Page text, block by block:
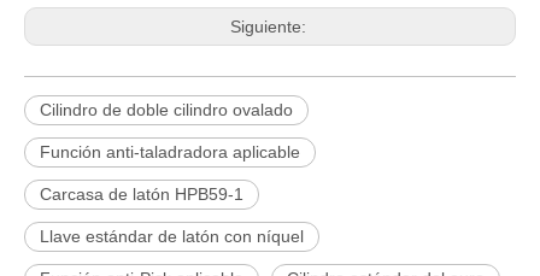
Siguiente:
Cilindro de doble cilindro ovalado
Función anti-taladradora aplicable
Carcasa de latón HPB59-1
Llave estándar de latón con níquel